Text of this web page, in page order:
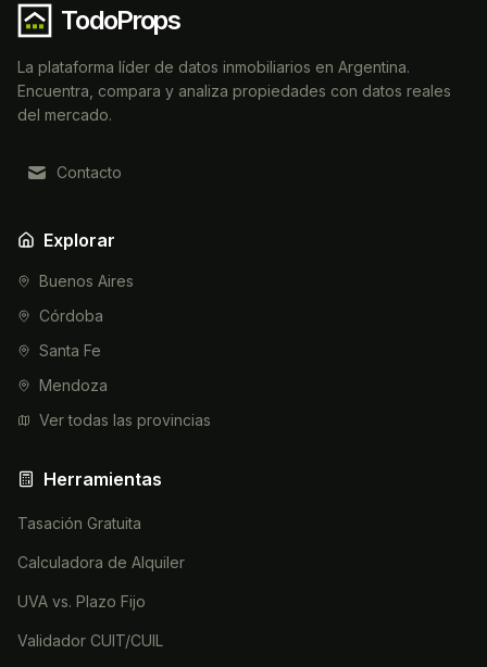
TodoProps
La plataforma líder de datos inmobiliarios en Argentina.
Encuentra, compara y analiza propiedades con datos reales
del mercado.
Contacto
Explorar
Buenos Aires
Córdoba
Santa Fe
Mendoza
Ver todas las provincias
Herramientas
Tasación Gratuita
Calculadora de Alquiler
UVA vs. Plazo Fijo
Validador CUIT/CUIL